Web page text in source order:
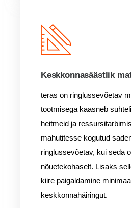
Keskkonnasäästlik
teras on ringlussevõetav
tootmisega kaasneb
heitmeid ja
mahutitesse kogutud
ringlussevõetav, kui seda
nõuetekohaselt. Lisaks
kiire paigaldamine
keskkonnahäiringut.